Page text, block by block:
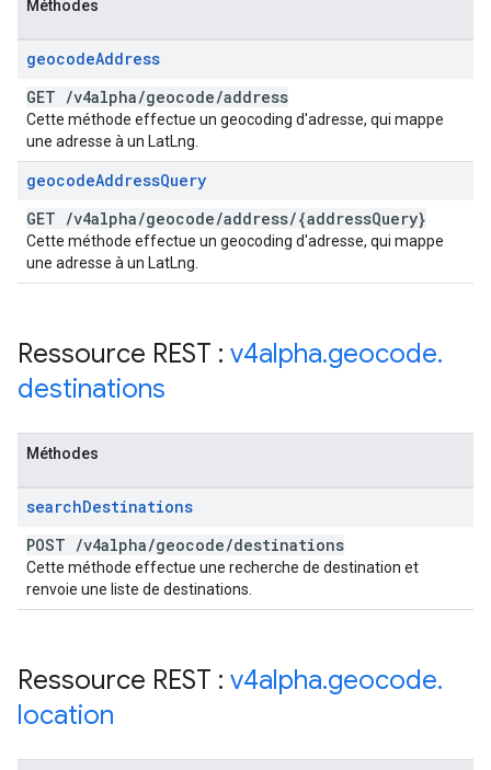
Méthodes
geocodeAddress
GET /v4alpha/geocode/address
Cette méthode effectue un geocoding d'adresse, qui mappe
une adresse à un LatLng.
geocodeAddressQuery
GET /v4alpha/geocode/address/{addressQuery}
Cette méthode effectue un geocoding d'adresse, qui mappe
une adresse à un LatLng.
Ressource REST : v4alpha.geocode.
destinations
Méthodes
searchDestinations
POST /v4alpha/geocode/destinations
Cette méthode effectue une recherche de destination et
renvoie une liste de destinations.
Ressource REST : v4alpha.geocode.
location